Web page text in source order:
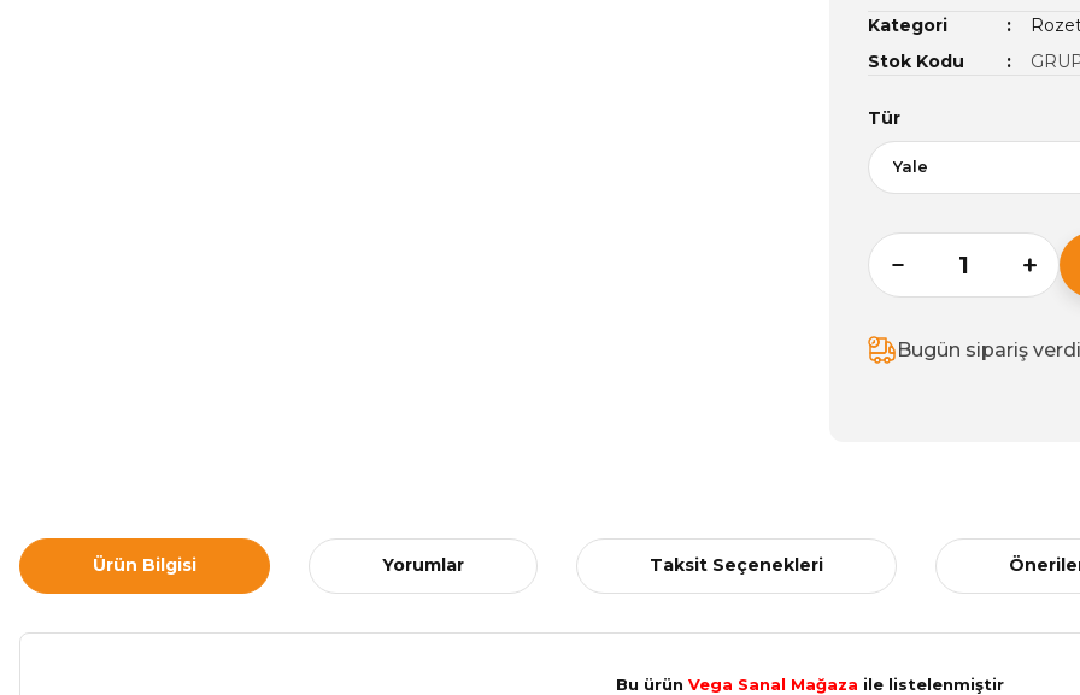
Kategori
Stok Kodu
Tür
Bugün sipariş
Ürün Bilgisi Yorumlar Taksit Seçenekleri
Bu ürün Vega Sanal Mağaza ile listelenmiştir